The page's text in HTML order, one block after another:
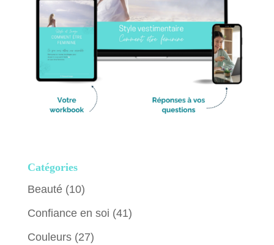
Catégories
Beauté(10)
Confiance en soi (41)
Couleurs(27)